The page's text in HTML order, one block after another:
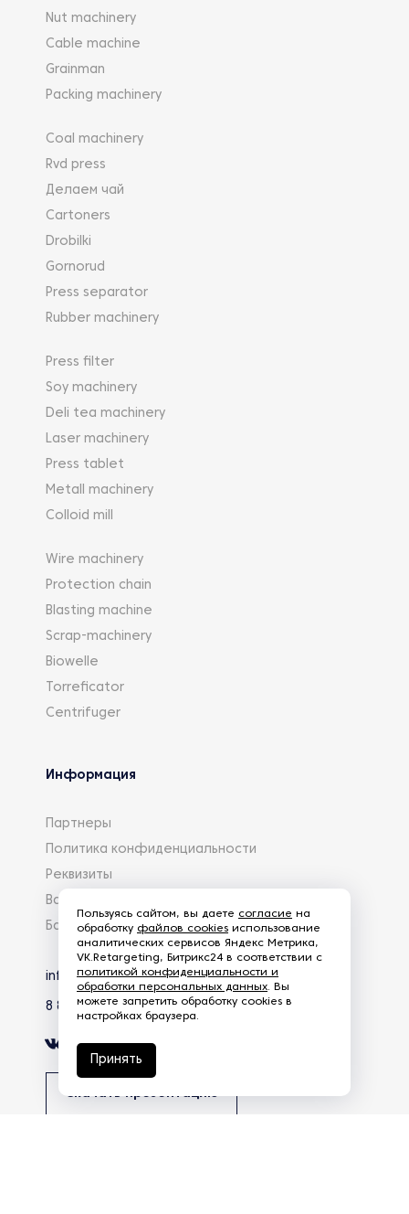
Nut machinery
Cable machine
Grainman
Packing machinery
Coal machinery
Rvd press
Делаем чай
Cartoners
Drobilki
Gornorud
Press separator
Rubber machinery
Press filter
Soy machinery
Deli tea machinery
Laser machinery
Press tablet
Metall machinery
Colloid mill
Wire machinery
Protection chain
Blasting machine
Scrap-machinery
Biowelle
Torreficator
Centrifuger
Информация
Партнеры
Политика конфиденциальности
Реквизиты
Вакансии
База знаний
info@eg-mail.ru
8 800 600 59 18
Пользуясь сайтом, вы даете согласие на
обработку файлов cookies использование
аналитических сервисов Яндекс Метрика,
VK.Retargeting, Битрикс24 в соответствии с
политикой конфиденциальности и
обработки персональных данных. Вы
можете запретить обработку cookies в
настройках браузера.
Принять